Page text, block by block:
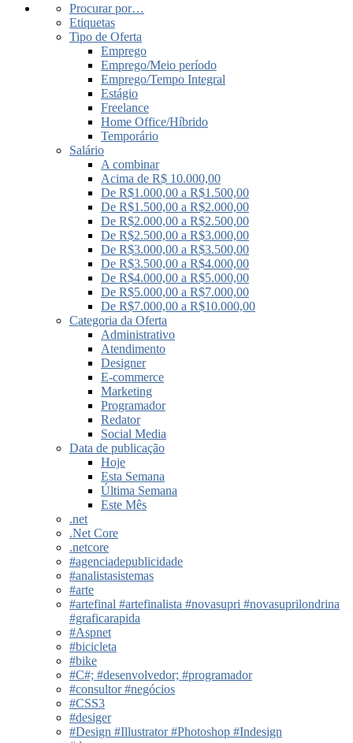
Procurar por…
Etiquetas
Tipo de Oferta
Emprego
Emprego/Meio período
Emprego/Tempo Integral
Estágio
Freelance
Home Office/Híbrido
Temporário
Salário
A combinar
Acima de R$ 10.000,00
De R$1.000,00 a R$1.500,00
De R$1.500,00 a R$2.000,00
De R$2.000,00 a R$2.500,00
De R$2.500,00 a R$3.000,00
De R$3.000,00 a R$3.500,00
De R$3.500,00 a R$4.000,00
De R$4.000,00 a R$5.000,00
De R$5.000,00 a R$7.000,00
De R$7.000,00 a R$10.000,00
Categoria da Oferta
Administrativo
Atendimento
Designer
E-commerce
Marketing
Programador
Redator
Social Media
Data de publicação
Hoje
Esta Semana
Última Semana
Este Mês
.net
.Net Core
.netcore
#agenciadepublicidade
#analistasistemas
#arte
#artefinal #artefinalista #novasupri #novasuprilondrina
#graficarapida
#Aspnet
#bicicleta
#bike
#C#; #desenvolvedor; #programador
#consultor #negócios
#CSS3
#desiger
#Design #Illustrator #Photoshop #Indesign